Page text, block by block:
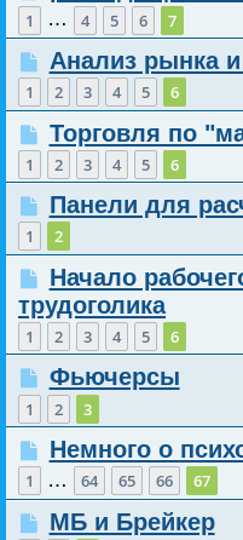
1 … 4 5 6 7
Анализ рынка
1 2 3 4 5 6
Торговля по
1 2 3 4 5 6
Панели для
1 2
Начало
трудоголика
1 2 3 4 5 6
Фьючерсы
1 2 3
Немного о
1 … 64 65 66 67
МБ и Брейкер